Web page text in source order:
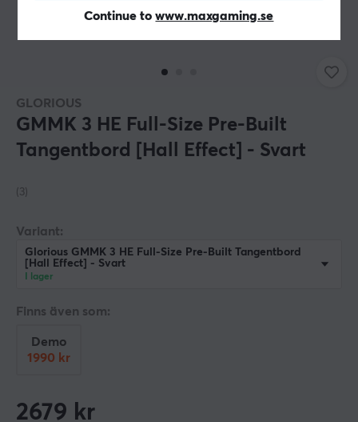
Continue towww.maxgaming.se
GLORIOUS
GMMK 3 HE Full-Size Pre-Built
Tangentbord [Hall Effect] - Svart
(3)
Variant:
Glorious GMMK 3 HE Full-Size Pre-Built Tangentbord
[Hall Effect] - Svart
I lager
Finns även som:
Demo
1990 kr
2679 kr